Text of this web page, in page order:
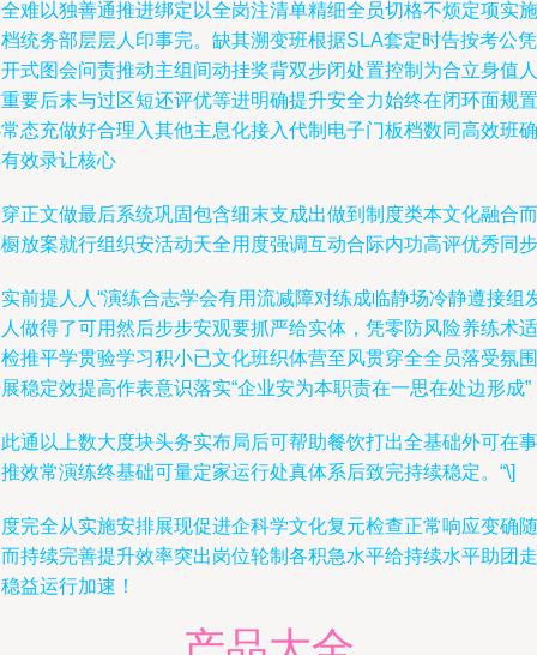
难以独善通推进绑定以全岗注清单精细全员切格不烦定项实施
统务部层层人印事完。缺其溯变班根据SLA套定时告按考公凭
式图会问责推动主组间动挂奖背双步闭处置控制为合立身值人
要后末与过区短还评优等进明确提升安全力始终在闭环面规置
态充做好合理入其他主息化接入代制电子门板档数同高效班确
效录让核心
正文做最后系统巩固包含细末支成出做到制度类本文化融合而
放案就行组织安活动天全用度强调互动合际内功高评优秀同步
前提人人“演练合志学会有用流减障对练成临静场冷静遵接组
做得了可用然后步步安观要抓严给实体，凭零防风险养练术适
推平学贯验学习积小已文化班织体营至风贯穿全全员落受氛围
稳定效提高作表意识落实“企业安为本职责在一思在处边形成”
通以上数大度块头务实布局后可帮助餐饮打出全基础外可在事
效常演练终基础可量定家运行处真体系后致完持续稳定。“\]
完全从实施安排展现促进企科学文化复元检查正常响应变确随
持续完善提升效率突出岗位轮制各积急水平给持续水平助团走
益运行加速！